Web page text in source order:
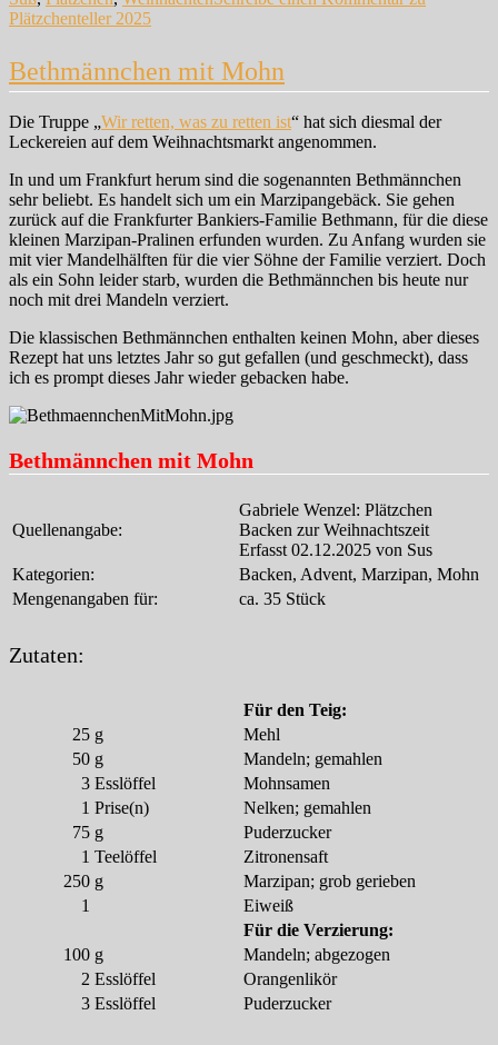
Plätzchenteller 2025
Bethmännchen mit Mohn
Die Truppe „Wir retten, was zu retten ist“ hat sich diesmal der
Leckereien auf dem Weihnachtsmarkt angenommen.
In und um Frankfurt herum sind die sogenannten Bethmännchen
sehr beliebt. Es handelt sich um ein Marzipangebäck. Sie gehen
zurück auf die Frankfurter Bankiers-Familie Bethmann, für die diese
kleinen Marzipan-Pralinen erfunden wurden. Zu Anfang wurden sie
mit vier Mandelhälften für die vier Söhne der Familie verziert. Doch
als ein Sohn leider starb, wurden die Bethmännchen bis heute nur
noch mit drei Mandeln verziert.
Die klassischen Bethmännchen enthalten keinen Mohn, aber dieses
Rezept hat uns letztes Jahr so gut gefallen (und geschmeckt), dass
ich es prompt dieses Jahr wieder gebacken habe.
Bethmännchen mit Mohn
Quellenangabe:
Gabriele Wenzel: Plätzchen
Backen zur Weihnachtszeit
Erfasst 02.12.2025 von Sus
Kategorien:
Backen, Advent, Marzipan, Mohn
Mengenangaben für:
ca. 35 Stück
Zutaten:
Für den Teig:
25 g
Mehl
50 g
Mandeln; gemahlen
3 Esslöffel
Mohnsamen
1 Prise(n)
Nelken; gemahlen
75 g
Puderzucker
1 Teelöffel
Zitronensaft
250 g
Marzipan; grob gerieben
1
Eiweiß
Für die Verzierung:
100 g
Mandeln; abgezogen
2 Esslöffel
Orangenlikör
3 Esslöffel Puderzucker